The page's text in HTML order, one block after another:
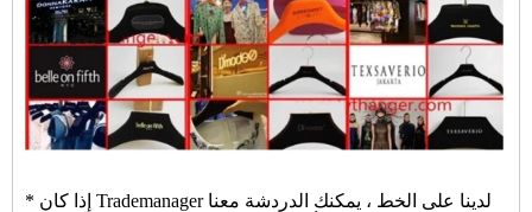
* إذا كان Trademanager لدينا على الخط ، يمكنك الدردشة معنا